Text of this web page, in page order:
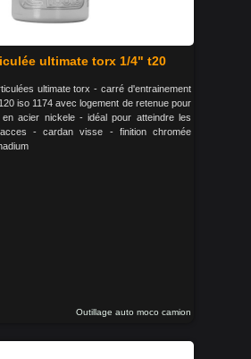
ultimate torx 1/4" t20
ultimate torx - carré d'entrainement
iso 1174 avec logement de retenue pour
acier nickele - idéal pour atteindre les
- cardan visse - finition chromée
Outillage auto moco camion